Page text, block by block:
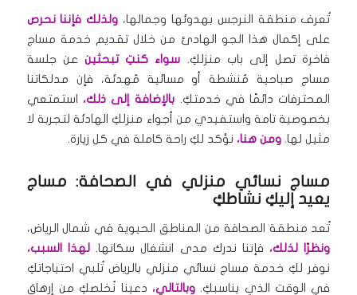
تُعرف منطقة النرجس بهدوئها وجمالها، ولذلك فإننا نحرص
على إكمال هذا الجو الهادئ من خلال تقديم خدمة مساج
فاخرة تصل إلى باب منزلكِ. سواء كنتِ تبحثينعن جلسة
مساج صباحية مُنشطة أو مسائية مُهدئة، فإن مدلكاتنا
المحترفات دائمًا في خدمتكِ. بالإضافة إلى ذلك، استمتعي
بخصوصية تامة واستفيدي من أجواء منزلكِ الهادئة لتجربة لا
مثيل لها. ومن هنا،نؤكد لكِ راحة كاملة في كل زيارة.
مساج نسائي منزلي في الصحافة: مساج
يعيد إليكِ نشاطكِ
تُعد منطقة الصحافة من المناطق الحيوية في شمال الرياض،
ونظرًا لذلك، فإننا ندرك مدى انشغال سكانها.لهذا السبب،
نوفر لكِ خدمة مساج نسائي منزلي بالرياض تُلبي احتياجاتكِ
في الوقت الذي يناسبكِ. وبالتالي، دعينا نُخلصكِ من إرهاق